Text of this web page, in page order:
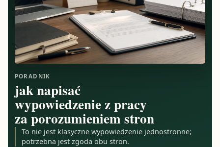
PORADNIK
jak napisać
wypowiedzenie z pracy
za porozumieniem stron
To nie jest klasyczne wypowiedzenie jednostronne;
potrzebna jest zgoda obu stron.